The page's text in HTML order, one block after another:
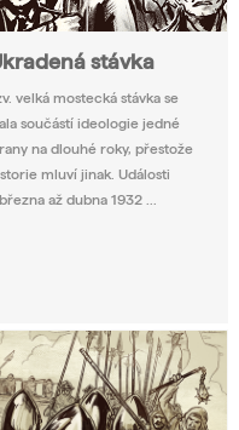
stávka
velká mostecká stávka se
součástí ideologie jedné
na dlouhé roky, přestože
mluví jinak. Události
až dubna 1932 ...